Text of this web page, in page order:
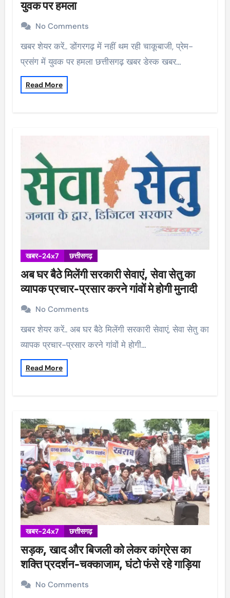
युवक पर हमला
No Comments
खबर शेयर करें.. डोंगरगढ़ में नहीं थम रही चाकूबाजी, प्रेम-
प्रसंग में युवक पर हमला छत्तीसगढ़ खबर डेस्क खबर…
Read More
खबर-24x7 छत्तीसगढ़
अब घर बैठे मिलेंगी सरकारी सेवाएं, सेवा सेतु का
व्यापक प्रचार-प्रसार करने गांवों मे होगी मुनादी
No Comments
खबर शेयर करें.. अब घर बैठे मिलेंगी सरकारी सेवाएं, सेवा सेतु का
व्यापक प्रचार-प्रसार करने गांवों मे होगी…
Read More
खबर-24x7 छत्तीसगढ़
सड़क, खाद और बिजली को लेकर कांग्रेस का
शक्ति प्रदर्शन-चक्काजाम, घंटो फंसे रहे गाड़िया
No Comments